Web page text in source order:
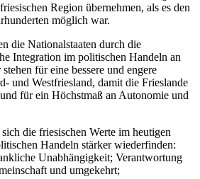
Region übernehmen, als es den
möglich war.
die Nationalstaaten durch die
Integration im politischen Handeln an
für eine bessere und engere
und Westfriesland, damit die Frieslande
für ein Höchstmaß an Autonomie und
die friesischen Werte im heutigen
Handeln stärker wiederfinden:
Unabhängigkeit; Verantwortung
und umgekehrt;